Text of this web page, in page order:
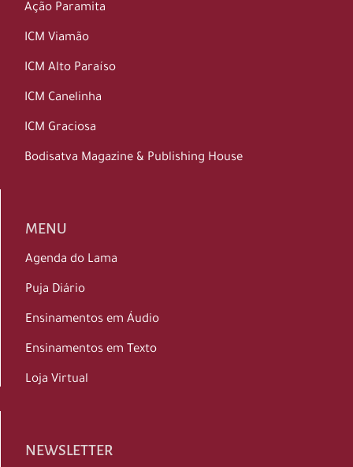
Ação Paramita
ICM Viamão
ICM Alto Paraíso
ICM Canelinha
ICM Graciosa
Bodisatva Magazine & Publishing House
MENU
Agenda do Lama
Puja Diário
Ensinamentos em Áudio
Ensinamentos em Texto
Loja Virtual
NEWSLETTER